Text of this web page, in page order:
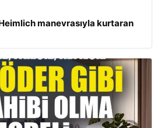
manevrasıyla kurtaran